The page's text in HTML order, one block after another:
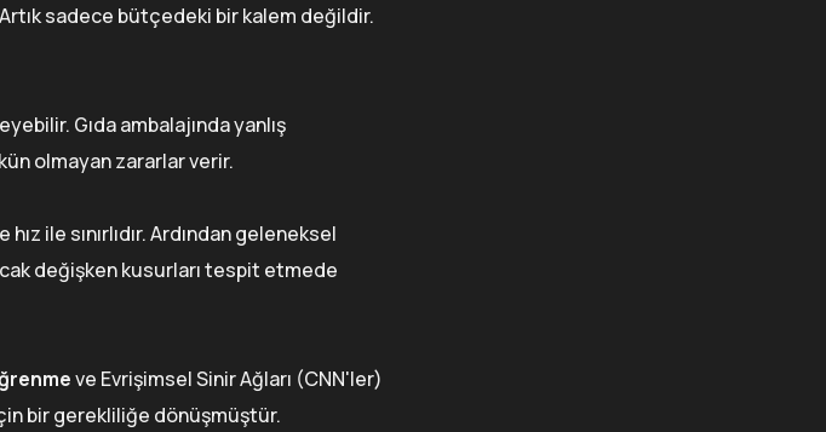
sadece bütçedeki bir kalem değildir.
Gıda ambalajında yanlış
olmayan zararlar verir.
ile sınırlıdır. Ardından geleneksel
değişken kusurları tespit etmede
ve Evrişimsel Sinir Ağları (CNN'ler)
bir gerekliliğe dönüşmüştür.